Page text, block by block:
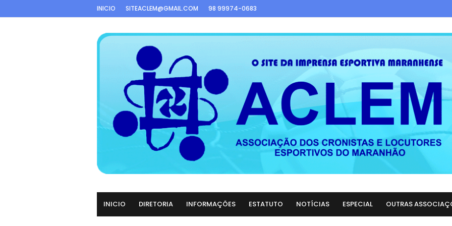
INICIO SITEACLEM@GMAIL.COM 98 99974-0683
INICIO DIRETORIA INFORMAÇÕES ESTATUTO NOTÍCIAS ESPECIAL OUTRAS